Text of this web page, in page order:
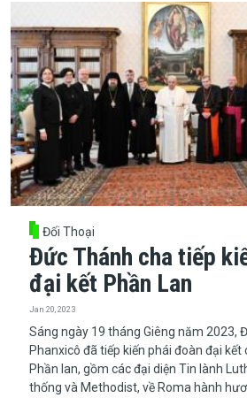
Đối Thoại
Đức Thánh cha tiếp
đại kết Phần Lan
Jan 20, 2023
Sáng ngày 19 tháng Giêng năm 2023,
Phanxicô đã tiếp kiến phái đoàn đại kết
Phần lan, gồm các đại diện Tin lành
thống và Methodist, về Roma hành